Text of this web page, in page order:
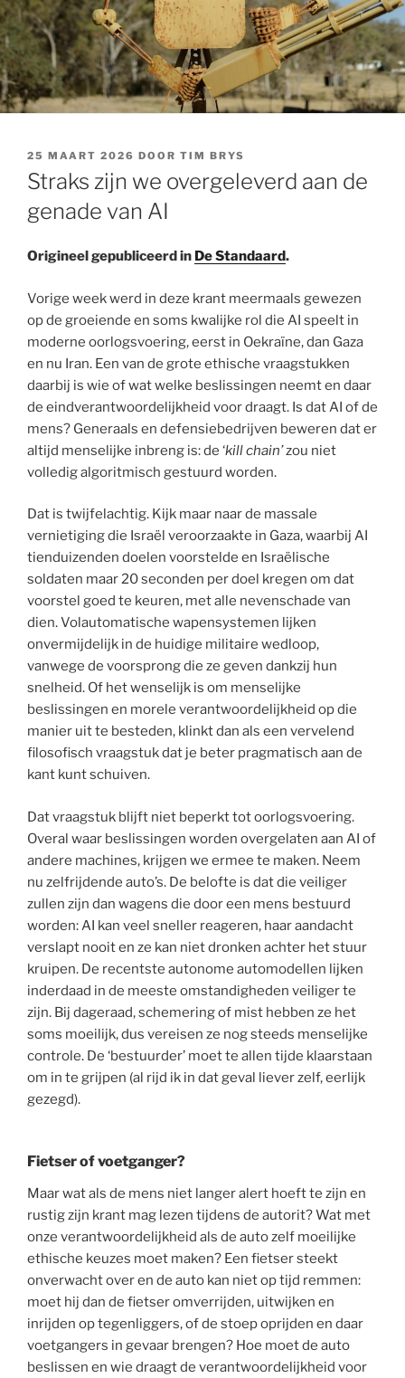
GEPLAATST
OP
25 MAART 2026 DOOR TIM BRYS
Straks zijn we overgeleverd aan de
genade van AI
Origineel gepubliceerd in De Standaard.
Vorige week werd in deze krant meermaals gewezen
op de groeiende en soms kwalijke rol die AI speelt in
moderne oorlogsvoering, eerst in Oekraïne, dan Gaza
en nu Iran. Een van de grote ethische vraagstukken
daarbij is wie of wat welke beslissingen neemt en daar
de eindverantwoordelijkheid voor draagt. Is dat AI of de
mens? Generaals en defensiebedrijven beweren dat er
altijd menselijke inbreng is: de ‘kill chain’zou niet
volledig algoritmisch gestuurd worden.
Dat is twijfelachtig. Kijk maar naar de massale
vernietiging die Israël veroorzaakte in Gaza, waarbij AI
tienduizenden doelen voorstelde en Israëlische
soldaten maar 20 seconden per doel kregen om dat
voorstel goed te keuren, met alle nevenschade van
dien. Volautomatische wapensystemen lijken
onvermijdelijk in de huidige militaire wedloop,
vanwege de voorsprong die ze geven dankzij hun
snelheid. Of het wenselijk is om menselijke
beslissingen en morele verantwoordelijkheid op die
manier uit te besteden, klinkt dan als een vervelend
filosofisch vraagstuk dat je beter pragmatisch aan de
kant kunt schuiven.
Dat vraagstuk blijft niet beperkt tot oorlogsvoering.
Overal waar beslissingen worden overgelaten aan AI of
andere machines, krijgen we ermee te maken. Neem
nu zelfrijdende auto’s. De belofte is dat die veiliger
zullen zijn dan wagens die door een mens bestuurd
worden: AI kan veel sneller reageren, haar aandacht
verslapt nooit en ze kan niet dronken achter het stuur
kruipen. De recentste autonome automodellen lijken
inderdaad in de meeste omstandigheden veiliger te
zijn. Bij dageraad, schemering of mist hebben ze het
soms moeilijk, dus vereisen ze nog steeds menselijke
controle. De ‘bestuurder’ moet te allen tijde klaarstaan
om in te grijpen (al rijd ik in dat geval liever zelf, eerlijk
gezegd).
Fietser of voetganger?
Maar wat als de mens niet langer alert hoeft te zijn en
rustig zijn krant mag lezen tijdens de autorit? Wat met
onze verantwoordelijkheid als de auto zelf moeilijke
ethische keuzes moet maken? Een fietser steekt
onverwacht over en de auto kan niet op tijd remmen:
moet hij dan de fietser omverrijden, uitwijken en
inrijden op tegenliggers, of de stoep oprijden en daar
voetgangers in gevaar brengen? Hoe moet de auto
beslissen en wie draagt de verantwoordelijkheid voor